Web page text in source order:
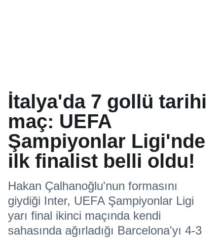
İtalya'da 7 gollü tarihi
maç: UEFA
Şampiyonlar Ligi'nde
ilk finalist belli oldu!
Hakan Çalhanoğlu'nun formasını
giydiği Inter, UEFA Şampiyonlar Ligi
yarı final ikinci maçında kendi
sahasında ağırladığı Barcelona'yı 4-3